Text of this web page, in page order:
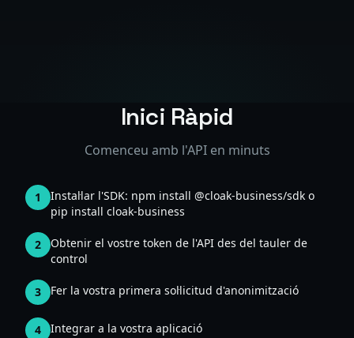
Inici Ràpid
Comenceu amb l'API en minuts
1
Instal·lar l'SDK: npm install @cloak-business/sdk o
pip install cloak-business
2
Obtenir el vostre token de l'API des del tauler de
control
3 Fer la vostra primera sol·licitud d'anonimització
4 Integrar a la vostra aplicació